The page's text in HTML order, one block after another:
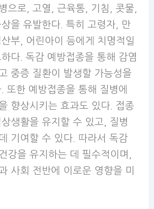
으로, 고열, 근육통, 기침, 콧물,
을 유발한다. 특히 고령자, 만
부, 어린아이 등에게 치명적일
다. 독감 예방접종을 통해 감염
중증 질환이 발생할 가능성을
또한 예방접종을 통해 질병에
향상시키는 효과도 있다. 접종
생활을 유지할 수 있고, 질병
기여할 수 있다. 따라서 독감
강을 유지하는 데 필수적이며,
사회 전반에 이로운 영향을 미